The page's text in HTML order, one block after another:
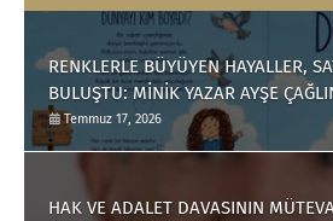
RENKLERLE BÜYÜYEN HAYALLER,
BULUŞTU: MİNİK YAZAR AYŞE
ANLAMLI BİR ESER
Temmuz 17, 2026
HAK VE ADALET DAVASININ